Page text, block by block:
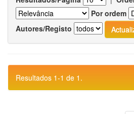
Por ordem
Autores/Registo
Resultados 1-1 de 1.